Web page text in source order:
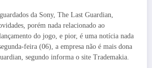
da Sony, The Last Guardian,
porém nada relacionado ao
do jogo, e pior, é uma notícia nada
feira (06), a empresa não é mais dona
segundo informa o site Trademakia.